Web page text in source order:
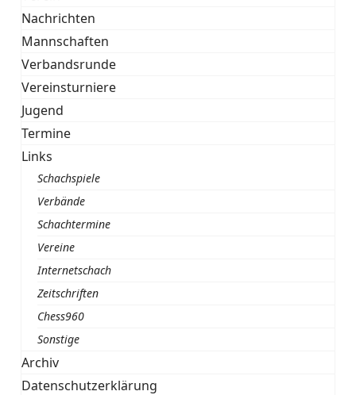
Nachrichten
Mannschaften
Verbandsrunde
Vereinsturniere
Jugend
Termine
Links
Schachspiele
Verbände
Schachtermine
Vereine
Internetschach
Zeitschriften
Chess960
Sonstige
Archiv
Datenschutzerklärung